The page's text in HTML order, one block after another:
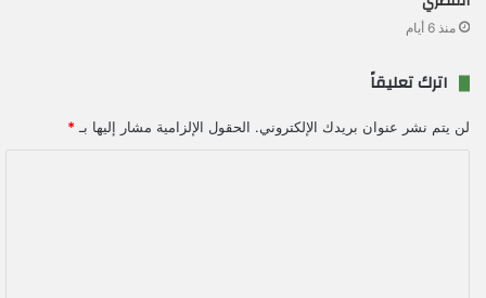
منذ 6 أيام
اترك تعليقاً
لن يتم نشر عنوان بريدك الإلكتروني. الحقول الإلزامية مشار إليها بـ *